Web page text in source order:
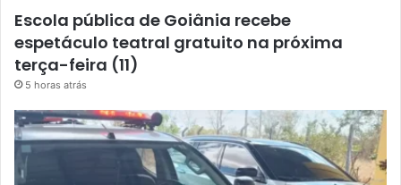
Escola pública de Goiânia recebe
espetáculo teatral gratuito na próxima
terça-feira (11)
5 horas atrás